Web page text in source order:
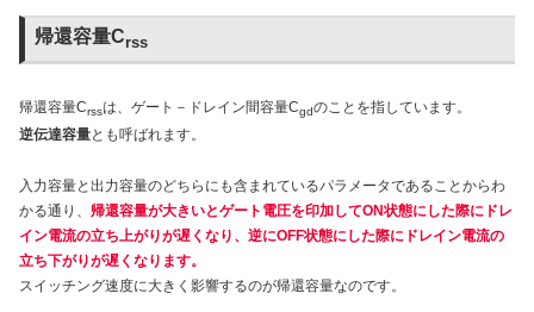
帰還容量Crss
帰還容量Crssは、ゲート－ドレイン間容量Cgdのことを指しています。
逆伝達容量とも呼ばれます。
入力容量と出力容量のどちらにも含まれているパラメータであることからわ
かる通り、 帰還容量が大きいとゲート電圧を印加してON状態にした際にドレ
イン電流の立ち上がりが遅くなり、逆にOFF状態にした際にドレイン電流の
立ち下がりが遅くなります。
スイッチング速度に大きく影響するのが帰還容量なのです。